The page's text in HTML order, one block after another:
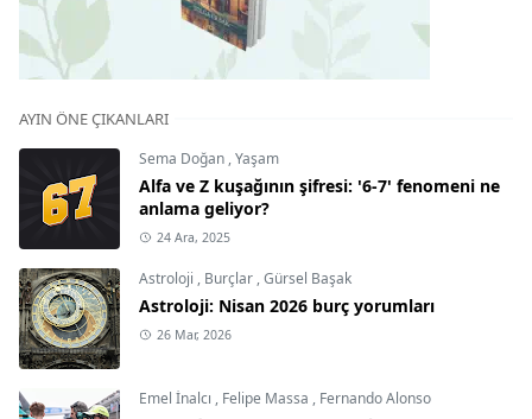
AYIN ÖNE ÇIKANLARI
Sema Doğan ,Yaşam
Alfa ve Z kuşağının şifresi: '6-7' fenomeni ne
anlama geliyor?
24 Ara, 2025
Astroloji , Burçlar ,Gürsel Başak
Astroloji: Nisan 2026 burç yorumları
26 Mar, 2026
Emel İnalcı , Felipe Massa , Fernando Alonso